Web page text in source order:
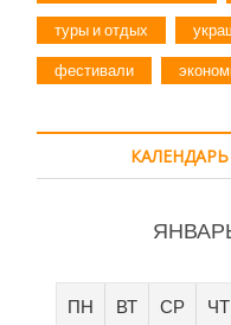
туры и отдых
фестивали
ПН ВТ СР ЧТ